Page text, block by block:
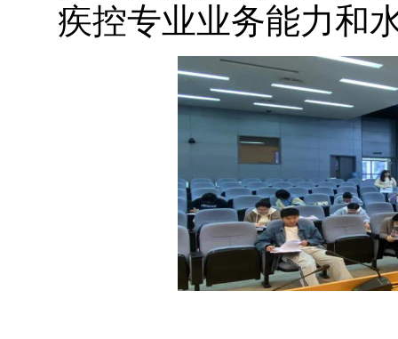
疾控专业业务能力和